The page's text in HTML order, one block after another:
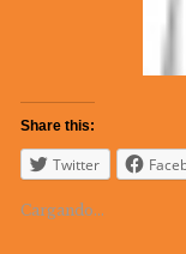
Share this:
Twitter
Cargando...